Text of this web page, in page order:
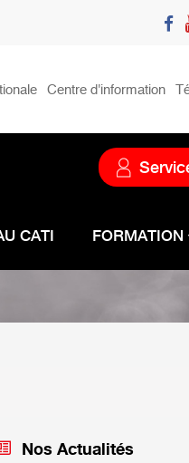
Centre d'information
service
CATI FORMATION
Nos Actualités